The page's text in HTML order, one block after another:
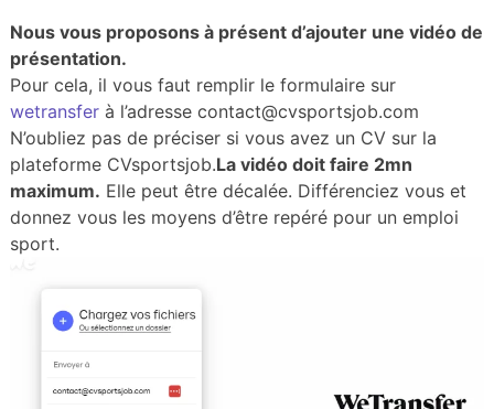
Nous vous proposons à présent d’ajouter une vidéo de
présentation.
Pour cela, il vous faut remplir le formulaire sur
wetransferà l’adresse contact@cvsportsjob.com
N’oubliez pas de préciser si vous avez un CV sur la
plateforme CVsportsjob.La vidéo doit faire 2mn
maximum. Elle peut être décalée. Différenciez vous et
donnez vous les moyens d’être repéré pour un emploi
sport.